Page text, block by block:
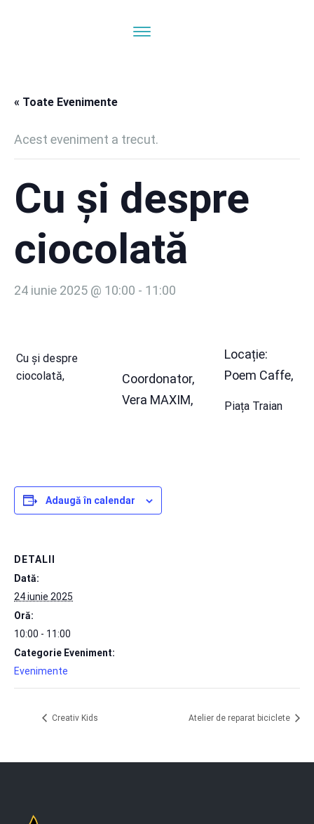
« Toate Evenimente
Acest eveniment a trecut.
Cu și despre
ciocolată
24 iunie 2025 @ 10:00 - 11:00
Cu și despre
ciocolată,
Coordonator,
Vera MAXIM,
Locație:
Poem Caffe,
Piața Traian
Adaugă în calendar
DETALII
Dată:
24 iunie 2025
Oră:
10:00 - 11:00
Categorie Eveniment:
Evenimente
Creativ Kids Atelier de reparat biciclete